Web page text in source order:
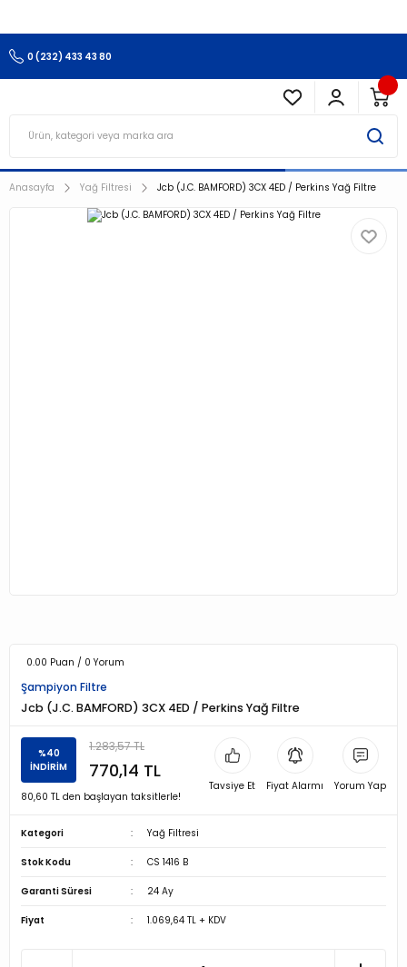
0 (232) 433 43 80
Anasayfa Yağ Filtresi Jcb (J.C. BAMFORD) 3CX 4ED / Perkins Yağ Filtre
0.00 Puan / 0 Yorum
Şampiyon Filtre
Jcb (J.C. BAMFORD) 3CX 4ED / Perkins Yağ Filtre
%40
İNDİRİM
1.283,57 TL
770,14 TL
80,60 TL den başlayan taksitlerle!
Tavsiye Et Fiyat Alarmı Yorum Yap
Kategori Yağ Filtresi
Stok Kodu CS 1416 B
Garanti Süresi 24 Ay
Fiyat 1.069,64 TL + KDV